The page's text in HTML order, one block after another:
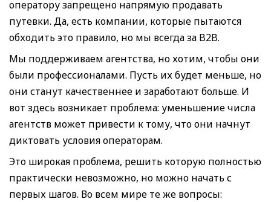
оператору запрещено напрямую продавать
путевки. Да, есть компании, которые пытаются
обходить это правило, но мы всегда за B2B.
Мы поддерживаем агентства, но хотим, чтобы они
были профессионалами. Пусть их будет меньше, но
они станут качественнее и заработают больше. И
вот здесь возникает проблема: уменьшение числа
агентств может привести к тому, что они начнут
диктовать условия операторам.
Это широкая проблема, решить которую полностью
практически невозможно, но можно начать с
первых шагов. Во всем мире те же вопросы: